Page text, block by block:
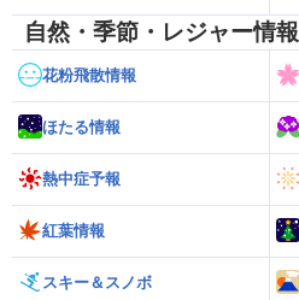
自然・季節・レジャー情報
花粉飛散情報
ほたる情報
熱中症予報
紅葉情報
スキー＆スノボ